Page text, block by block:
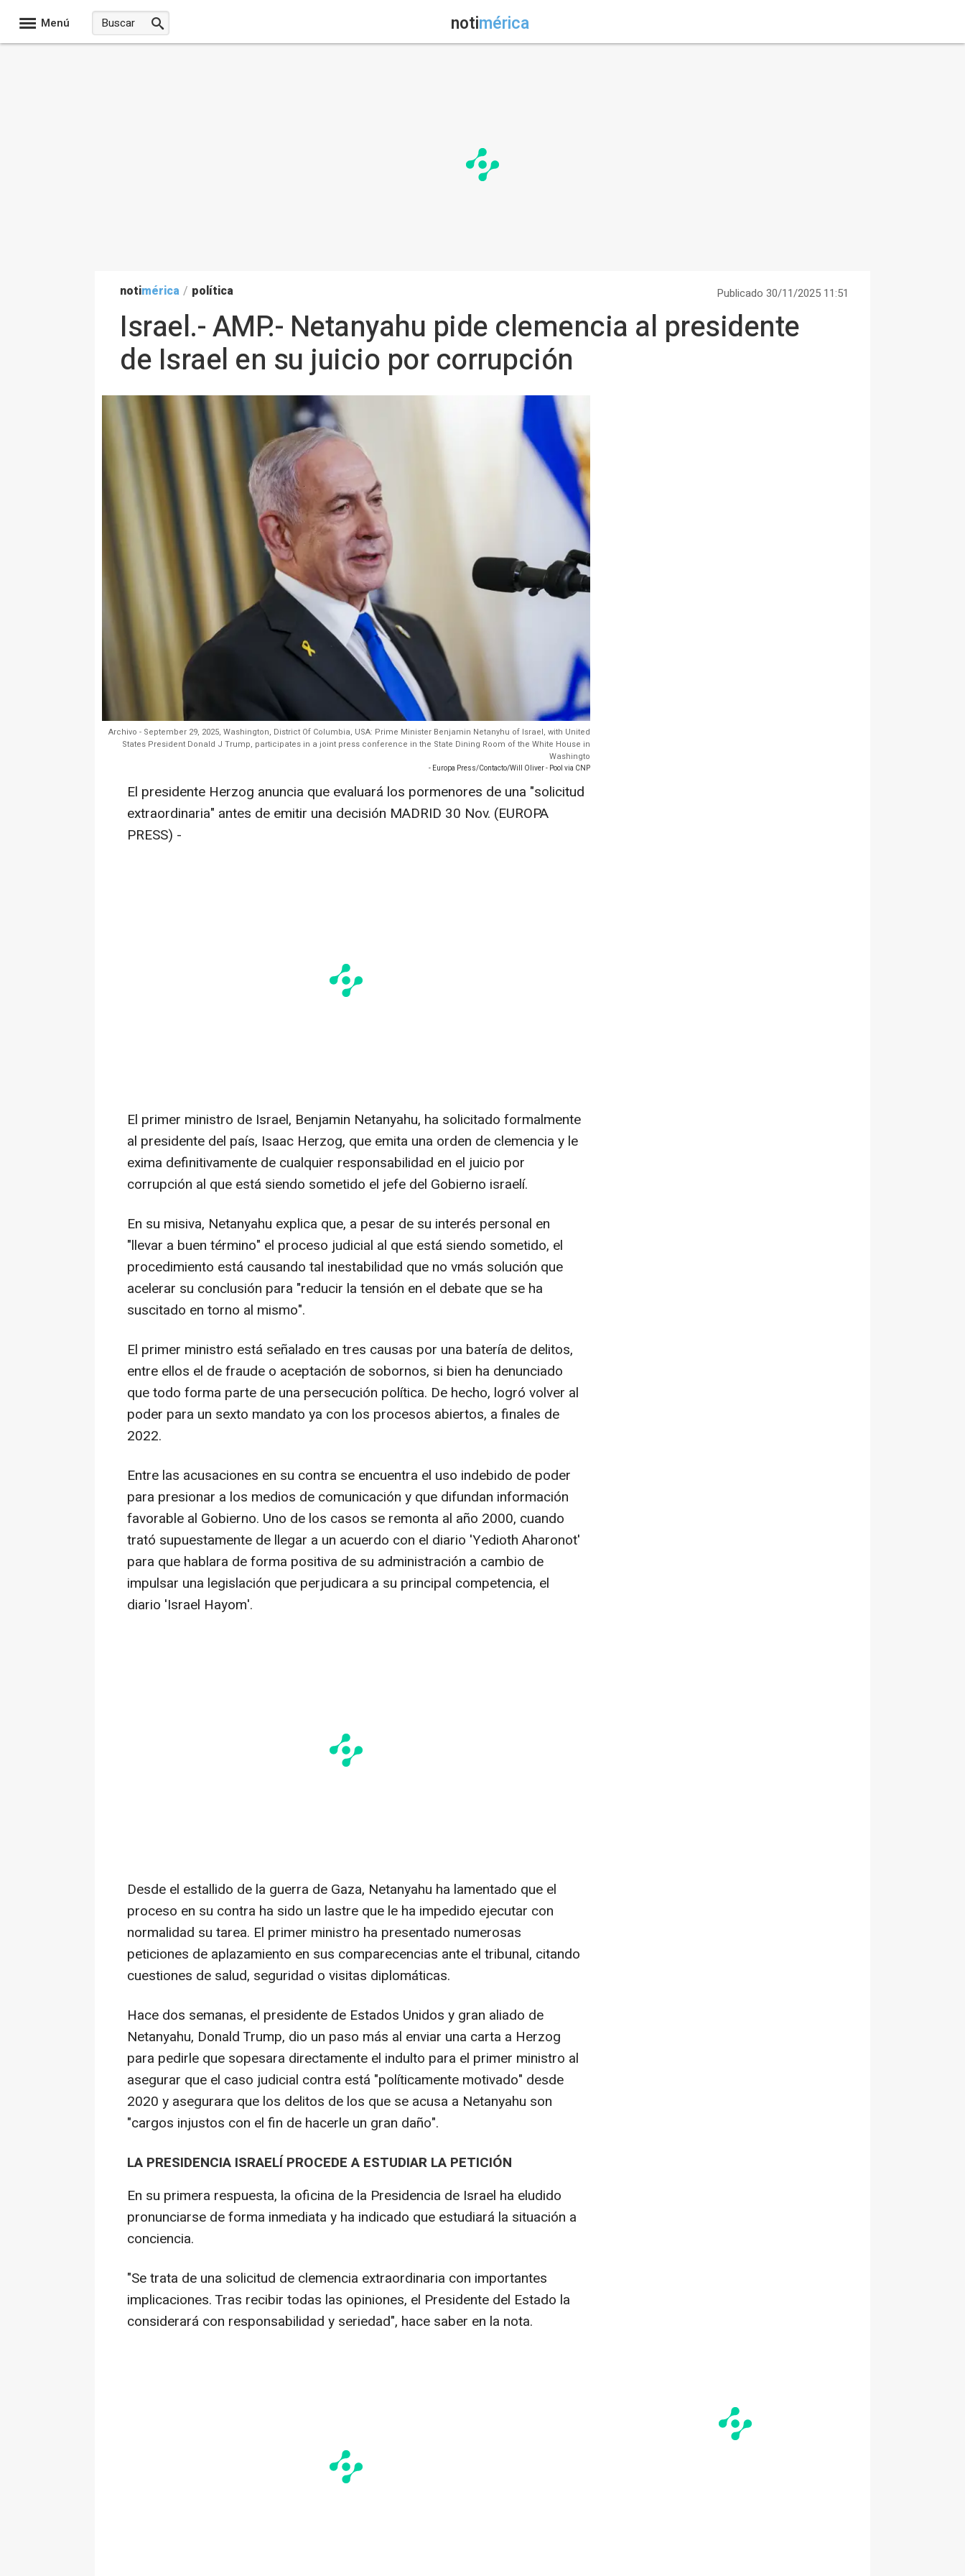
Menú notimérica
notimérica / política Publicado 30/11/2025 11:51
Israel.- AMP.- Netanyahu pide clemencia al presidente
de Israel en su juicio por corrupción
Archivo - September 29, 2025, Washington, District Of Columbia, USA: Prime Minister Benjamin Netanyhu of Israel, with United
States President Donald J Trump, participates in a joint press conference in the State Dining Room of the White House in
Washingto
- Europa Press/Contacto/Will Oliver - Pool via CNP
El presidente Herzog anuncia que evaluará los pormenores de una "solicitud
extraordinaria" antes de emitir una decisión MADRID 30 Nov. (EUROPA
PRESS) -
El primer ministro de Israel, Benjamin Netanyahu, ha solicitado formalmente
al presidente del país, Isaac Herzog, que emita una orden de clemencia y le
exima definitivamente de cualquier responsabilidad en el juicio por
corrupción al que está siendo sometido el jefe del Gobierno israelí.
En su misiva, Netanyahu explica que, a pesar de su interés personal en
"llevar a buen término" el proceso judicial al que está siendo sometido, el
procedimiento está causando tal inestabilidad que no vmás solución que
acelerar su conclusión para "reducir la tensión en el debate que se ha
suscitado en torno al mismo".
El primer ministro está señalado en tres causas por una batería de delitos,
entre ellos el de fraude o aceptación de sobornos, si bien ha denunciado
que todo forma parte de una persecución política. De hecho, logró volver al
poder para un sexto mandato ya con los procesos abiertos, a finales de
2022.
Entre las acusaciones en su contra se encuentra el uso indebido de poder
para presionar a los medios de comunicación y que difundan información
favorable al Gobierno. Uno de los casos se remonta al año 2000, cuando
trató supuestamente de llegar a un acuerdo con el diario 'Yedioth Aharonot'
para que hablara de forma positiva de su administración a cambio de
impulsar una legislación que perjudicara a su principal competencia, el
diario 'Israel Hayom'.
Desde el estallido de la guerra de Gaza, Netanyahu ha lamentado que el
proceso en su contra ha sido un lastre que le ha impedido ejecutar con
normalidad su tarea. El primer ministro ha presentado numerosas
peticiones de aplazamiento en sus comparecencias ante el tribunal, citando
cuestiones de salud, seguridad o visitas diplomáticas.
Hace dos semanas, el presidente de Estados Unidos y gran aliado de
Netanyahu, Donald Trump, dio un paso más al enviar una carta a Herzog
para pedirle que sopesara directamente el indulto para el primer ministro al
asegurar que el caso judicial contra está "políticamente motivado" desde
2020 y asegurara que los delitos de los que se acusa a Netanyahu son
"cargos injustos con el fin de hacerle un gran daño".
LA PRESIDENCIA ISRAELÍ PROCEDE A ESTUDIAR LA PETICIÓN
En su primera respuesta, la oficina de la Presidencia de Israel ha eludido
pronunciarse de forma inmediata y ha indicado que estudiará la situación a
conciencia.
"Se trata de una solicitud de clemencia extraordinaria con importantes
implicaciones. Tras recibir todas las opiniones, el Presidente del Estado la
considerará con responsabilidad y seriedad", hace saber en la nota.